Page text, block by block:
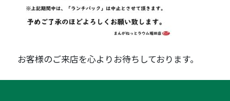
お客様のご来店を心よりお待ちしております。